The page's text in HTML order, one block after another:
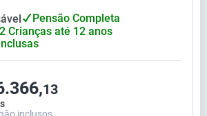
Pensão Completa
Crianças até 12 anos
13
inclusos